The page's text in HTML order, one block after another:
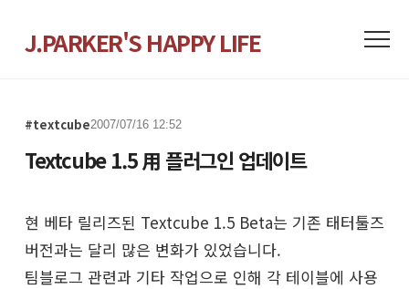
J.PARKER'S HAPPY LIFE
#textcube2007/07/16 12:52
Textcube 1.5 用 플러그인 업데이트
현 베타 릴리즈된 Textcube 1.5 Beta는 기존 태터툴즈
버전과는 달리 많은 변화가 있었습니다.
팀블로그 관련과 기타 작업으로 인해 각 테이블에 사용